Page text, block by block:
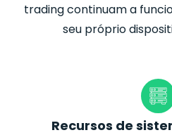
trading continuam a
seu próprio
Recursos de